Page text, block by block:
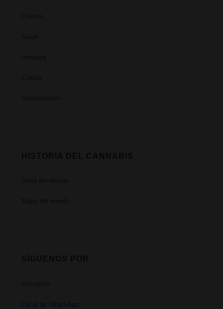
Ciencia
Salud
Industria
Cultura
Investigación
Linea del tiempo
Mapa del mundo
Instagram
Canal de WhatsApp